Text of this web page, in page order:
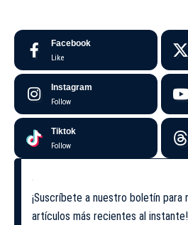
Facebook
Like
Instagram
Follow
Tiktok
Follow
¡Suscríbete a nuestro boletín para
artículos más recientes al instante!